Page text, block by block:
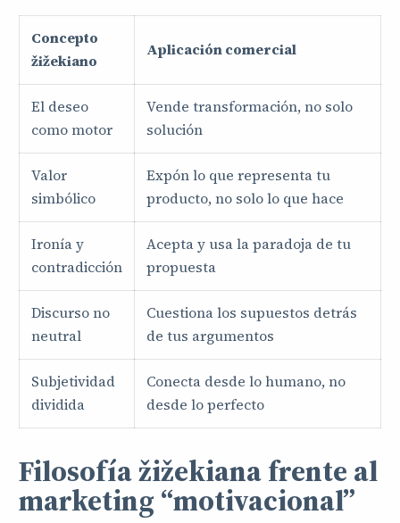
Concepto
žižekiano
Aplicación comercial
El deseo
como motor
Vende transformación, no solo
solución
Valor
simbólico
Expón lo que representa tu
producto, no solo lo que hace
Ironía y
contradicción
Acepta y usa la paradoja de tu
propuesta
Discurso no
neutral
Cuestiona los supuestos detrás
de tus argumentos
Subjetividad
dividida
Conecta desde lo humano, no
desde lo perfecto
Filosofía žižekiana frente al
marketing “motivacional”